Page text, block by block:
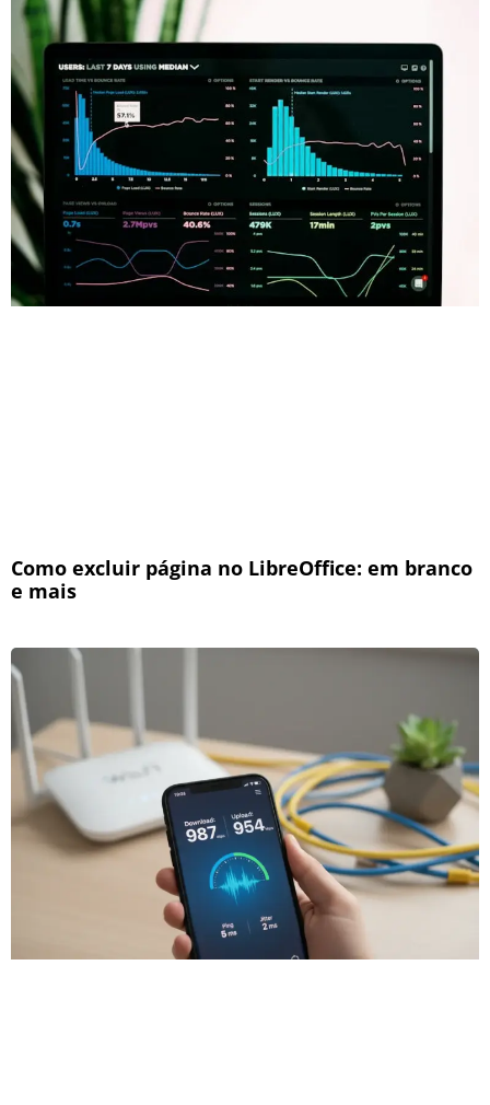
Como excluir página no LibreOffice: em branco
e mais